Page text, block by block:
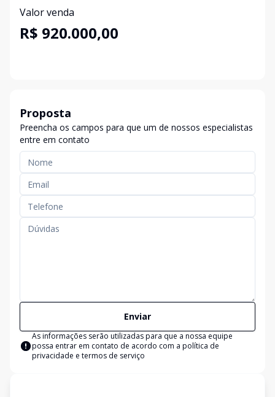
Valor venda
R$ 920.000,00
Proposta
Preencha os campos para que um de nossos especialistas
entre em contato
Enviar
As informações serão utilizadas para que a nossa equipe
possa entrar em contato de acordo com a política de
privacidade e termos de serviço